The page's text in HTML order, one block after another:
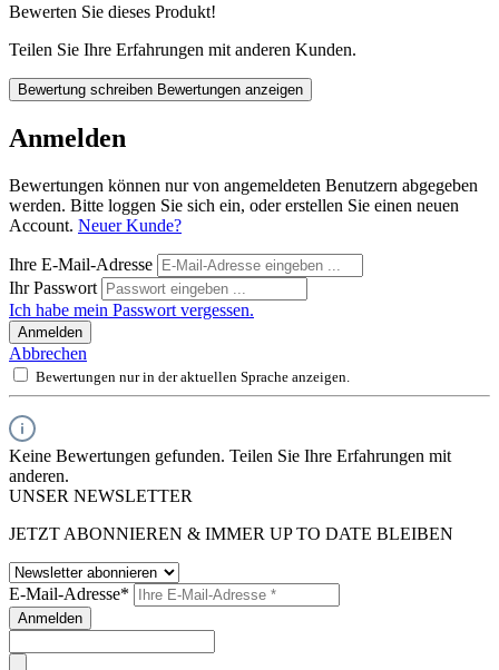
Bewerten Sie dieses Produkt!
Teilen Sie Ihre Erfahrungen mit anderen Kunden.
Bewertung schreiben Bewertungen anzeigen
Anmelden
Bewertungen können nur von angemeldeten Benutzern abgegeben
werden. Bitte loggen Sie sich ein, oder erstellen Sie einen neuen
Account. Neuer Kunde?
Ihre E-Mail-Adresse
Ihr Passwort
Ich habe mein Passwort vergessen.
Anmelden
Abbrechen
Bewertungen nur in der aktuellen Sprache anzeigen.
Keine Bewertungen gefunden. Teilen Sie Ihre Erfahrungen mit
anderen.
UNSER NEWSLETTER
JETZT ABONNIEREN & IMMER UP TO DATE BLEIBEN
E-Mail-Adresse*
Anmelden